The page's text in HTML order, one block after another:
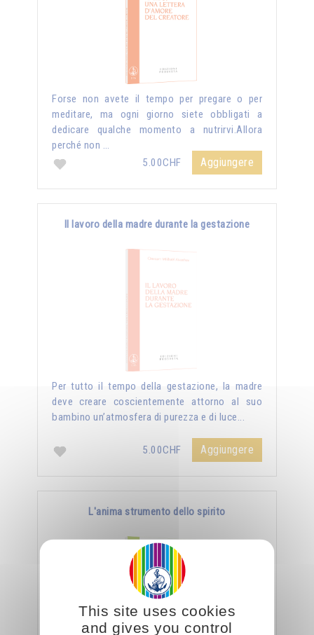
Forse non avete il tempo per pregare o per
meditare, ma ogni giorno siete obbligati a
dedicare qualche momento a nutrirvi.Allora
perché non …
5.00CHF
Aggiungere
Il lavoro della madre durante la gestazione
Per tutto il tempo della gestazione, la madre
deve creare coscientemente attorno al suo
bambino un’atmosfera di purezza e di luce...
5.00CHF Aggiungere
L'anima strumento dello spirito
This site uses cookies
and gives you control